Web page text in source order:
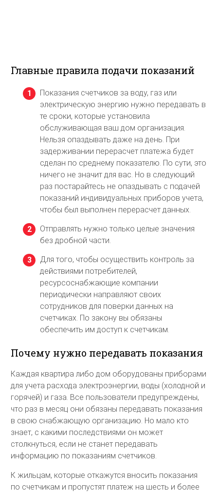
Главные правила подачи показаний
Показания счетчиков за воду, газ или
электрическую энергию нужно передавать в
те сроки, которые установила
обслуживающая ваш дом организация.
Нельзя опаздывать даже на день. При
задерживании перерасчет платежа будет
сделан по среднему показателю. По сути, это
ничего не значит для вас. Но в следующий
раз постарайтесь не опаздывать с подачей
показаний индивидуальных приборов учета,
чтобы был выполнен перерасчет данных.
Отправлять нужно только целые значения
без дробной части.
Для того, чтобы осуществить контроль за
действиями потребителей,
ресурсоснабжающие компании
периодически направляют своих
сотрудников для поверки данных на
счетчиках. По закону вы обязаны
обеспечить им доступ к счетчикам.
Почему нужно передавать показания
Каждая квартира либо дом оборудованы приборами
для учета расхода электроэнергии, воды (холодной и
горячей) и газа. Все пользователи предупреждены,
что раз в месяц они обязаны передавать показания
в свою снабжающую организацию. Но мало кто
знает, с какими последствиями он может
столкнуться, если не станет передавать
информацию по показаниям счетчиков.
К жильцам, которые откажутся вносить показания
по счетчикам и пропустят платеж на шесть и более